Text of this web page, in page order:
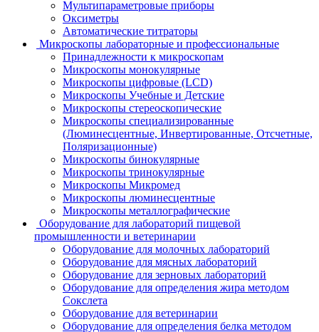
Мультипараметровые приборы
Оксиметры
Автоматические титраторы
Микроскопы лабораторные и профессиональные
Принадлежности к микроскопам
Микроскопы монокулярные
Микроскопы цифровые (LCD)
Микроскопы Учебные и Детские
Микроскопы стереоскопические
Микроскопы специализированные
(Люминесцентные, Инвертированные, Отсчетные,
Поляризационные)
Микроскопы бинокулярные
Микроскопы тринокулярные
Микроскопы Микромед
Микроскопы люминесцентные
Микроскопы металлографические
Оборудование для лабораторий пищевой
промышленности и ветеринарии
Оборудование для молочных лабораторий
Оборудование для мясных лабораторий
Оборудование для зерновых лабораторий
Оборудование для определения жира методом
Сокслета
Оборудование для ветеринарии
Оборудование для определения белка методом